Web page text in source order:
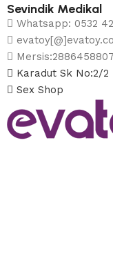
Sevindik Medikal
Whatsapp: 0532
Karadut Sk No:2/
Sex Shop